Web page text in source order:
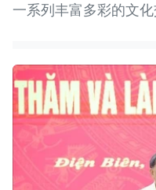
一系列丰富多彩的文化